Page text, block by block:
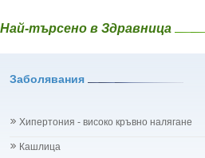
Най-търсено в Здравница
Заболявания
Хипертония - високо кръвно налягане
Кашлица